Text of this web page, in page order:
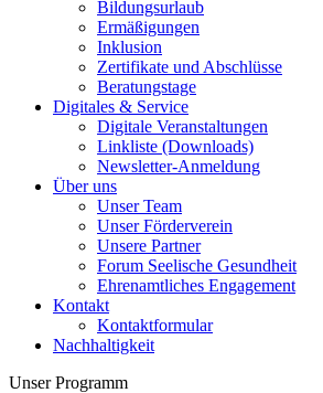
Bildungsurlaub
Ermäßigungen
Inklusion
Zertifikate und Abschlüsse
Beratungstage
Digitales & Service
Digitale Veranstaltungen
Linkliste (Downloads)
Newsletter-Anmeldung
Über uns
Unser Team
Unser Förderverein
Unsere Partner
Forum Seelische Gesundheit
Ehrenamtliches Engagement
Kontakt
Kontaktformular
Nachhaltigkeit
Unser Programm